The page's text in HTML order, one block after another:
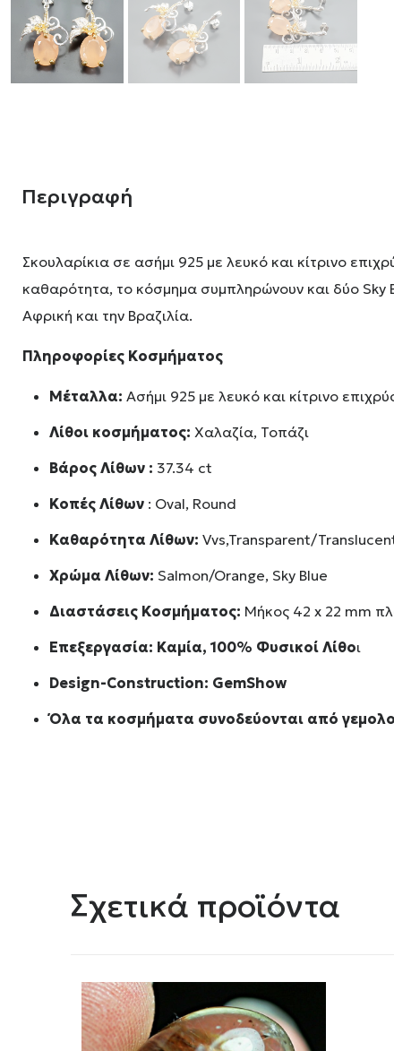
Περιγραφή
Σκουλαρίκια σε ασήμι 925 με λευκό και κίτρινο
καθαρότητα, το κόσμημα συμπληρώνουν και δύο
Αφρική και την Βραζιλία.
Πληροφορίες Κοσμήματος
Μέταλλα: Ασήμι 925 με λευκό και κίτρινο
Λίθοι κοσμήματος: Χαλαζία, Τοπάζι
Βάρος Λίθων : 37.34 ct
Κοπές Λίθων : Oval, Round
Καθαρότητα Λίθων: Vvs,Transparent/
Χρώμα Λίθων: Salmon/Orange, Sky Blue
Διαστάσεις Κοσμήματος: Μήκος 42 x 22 mm
Επεξεργασία: Καμία, 100% Φυσικοί Λίθοι
Design-Construction: GemShow
Όλα τα κοσμήματα συνοδεύονται από
Σχετικά προϊόντα